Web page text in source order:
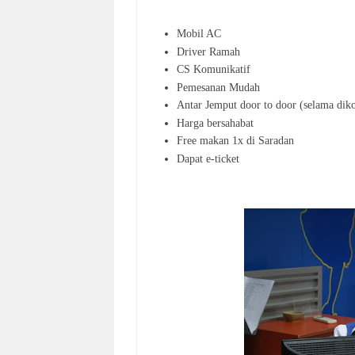
Mobil AC
Driver Ramah
CS Komunikatif
Pemesanan Mudah
Antar Jemput door to door (selama
Harga bersahabat
Free makan 1x di Saradan
Dapat e-ticket